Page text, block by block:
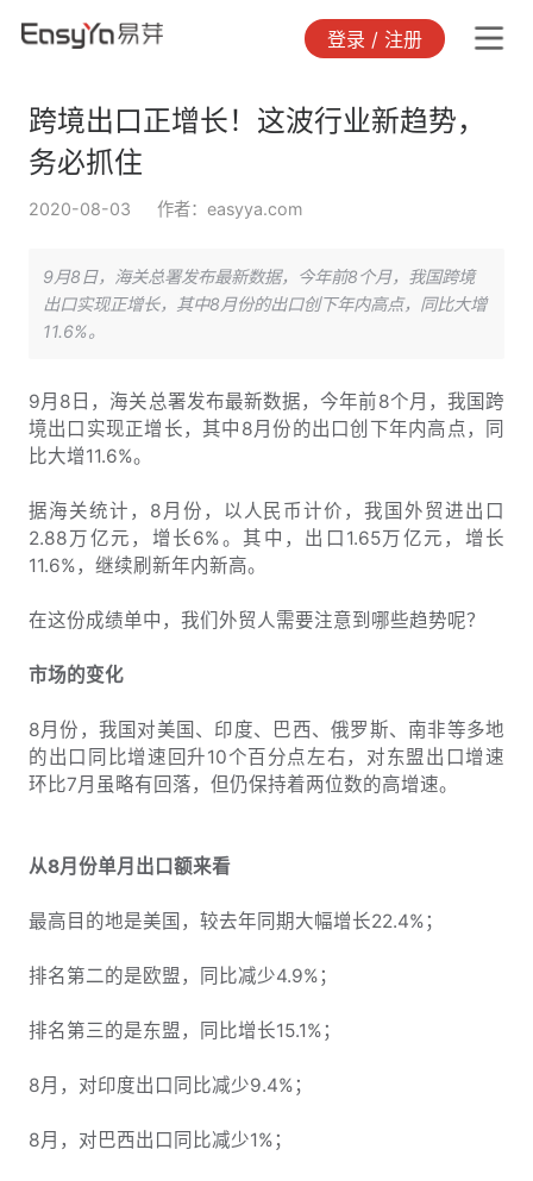
登录 / 注册
跨境出口正增长！这波行业新趋势，
务必抓住
2020-08-03 作者：easyya.com
9月8日，海关总署发布最新数据，今年前8个月，我国跨境
出口实现正增长，其中8月份的出口创下年内高点，同比大增
11.6%。
9月8日，海关总署发布最新数据，今年前8个月，我国跨
境出口实现正增长，其中8月份的出口创下年内高点，同
比大增11.6%。
据海关统计，8月份，以人民币计价，我国外贸进出口
2.88万亿元，增长6%。其中，出口1.65万亿元，增长
11.6%，继续刷新年内新高。
在这份成绩单中，我们外贸人需要注意到哪些趋势呢？
市场的变化
8月份，我国对美国、印度、巴西、俄罗斯、南非等多地
的出口同比增速回升10个百分点左右，对东盟出口增速
环比7月虽略有回落，但仍保持着两位数的高增速。
从8月份单月出口额来看
最高目的地是美国，较去年同期大幅增长22.4%；
排名第二的是欧盟，同比减少4.9%；
排名第三的是东盟，同比增长15.1%；
8月，对印度出口同比减少9.4%；
8月，对巴西出口同比减少1%；